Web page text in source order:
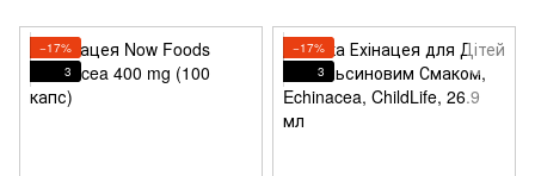
−17%
3
−17%
3